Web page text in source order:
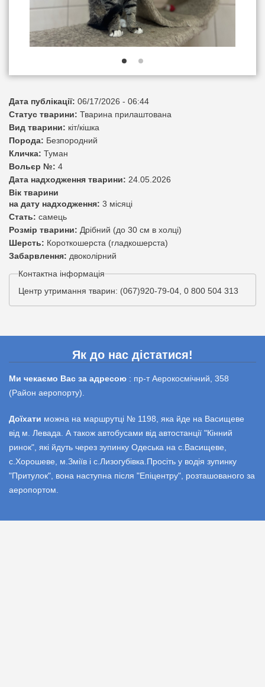
Дата публікації: 06/17/2026 - 06:44
Статус тварини: Тварина прилаштована
Вид тварини: кіт/кішка
Порода: Безпородний
Кличка: Туман
Вольєр №: 4
Дата надходження тварини: 24.05.2026
Вік тварини
на дату надходження: 3 місяці
Стать: самець
Розмір тварини: Дрібний (до 30 см в холці)
Шерсть: Короткошерста (гладкошерста)
Забарвлення: двоколірний
Контактна інформація
Центр утримання тварин: (067)920-79-04, 0 800 504 313
Як до нас дістатися!
Ми чекаємо Вас за адресою : пр-т Аерокосмічний, 358
(Район аеропорту).
Доїхати можна на маршрутці № 1198, яка йде на Васищеве
від м. Левада. А також автобусами від автостанції "Кінний
ринок", які йдуть через зупинку Одеська на с.Васищеве,
с.Хорошеве, м.Зміїв і с.Лизогубівка.Просіть у водія зупинку
"Притулок", вона наступна після "Епіцентру", розташованого за
аеропортом.